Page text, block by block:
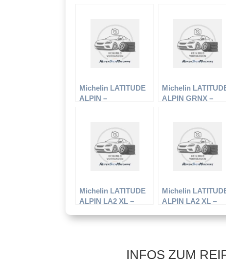
Sommerreifen
Sommerreifen
Michelin LATITUDE
ALPIN –
Winterreifen
Michelin
ALPIN GRNX –
Winterreifen
Michelin LATITUDE
ALPIN LA2 XL –
295/35 R21 107 V –
Michelin
ALPIN LA2 XL –
265/65 R17 116H –
INFOS ZUM